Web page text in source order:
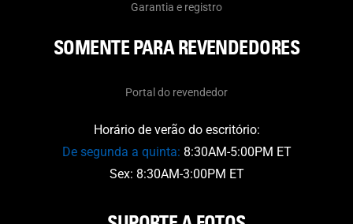
Garantia e registro
SOMENTE PARA REVENDEDORES
Portal do revendedor
Horário de verão do escritório:
De segunda a quinta: 8:30AM-5:00PM ET
Sex: 8:30AM-3:00PM ET